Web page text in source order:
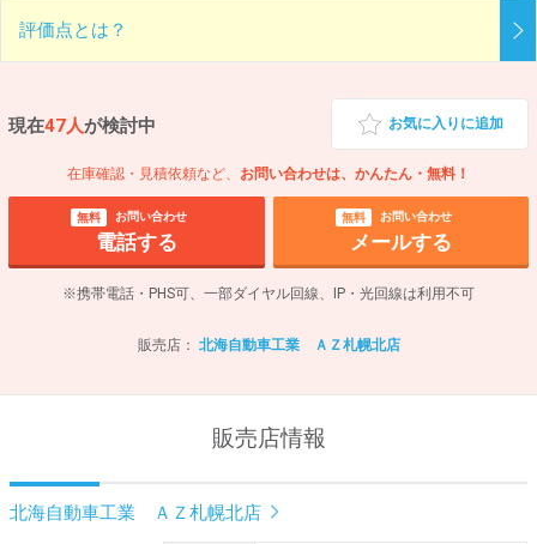
評価点とは？
現在47人が検討中 お気に入りに追加
在庫確認・見積依頼など、 お問い合わせは、かんたん・無料！
無料 お問い合わせ
電話する
無料 お問い合わせ
メールする
※携帯電話・PHS可、一部ダイヤル回線、IP・光回線は利用不可
販売店： 北海自動車工業 ＡＺ札幌北店
販売店情報
北海自動車工業 ＡＺ札幌北店